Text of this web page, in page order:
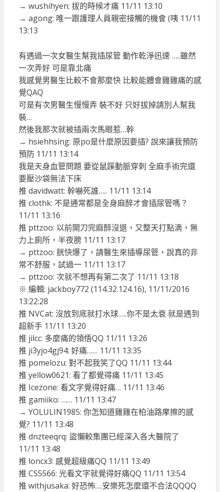
→ wushihyen: 拔的時候才痛 11/11 13:10
→ agong: 唯一跟護理人員親密接觸的機會 (咦 11/11
13:13
有遇過一次女醫生幫我插尿管 動作乾淨迅速 …..雖然
一次弄好 可是靠北痛
我感覺男醫生比較不會那麼快 比較能體會雞雞痛的感
覺QAQ
可是有次男醫生慢慢弄 裝不好 只好拔掉請別人幫我
裝…
然後我那次就被插兩次馬眼惹…幹
→ hsiehhsing: 原po是什麼原因要插? 說來讓我預防
預防 11/11 13:14
我是天身血管問題 要從鼠蹊動脈穿刺 全麻手術完還
要壓沙袋無法下床
推 davidwatt: 幹嚇死誰….. 11/11 13:14
推 clothk: 不是通常都是全身麻醉才會插尿管嗎？
11/11 13:16
推 pttzoo: 以前開刀完麻醉沒退，又整天打點滴，無
力上廁所，半夜膀 11/11 13:17
→ pttzoo: 胱快爆了，請醫生來插導尿管，說真的非
常不舒服，試過一 11/11 13:17
→ pttzoo: 次就不想再有第二次了 11/11 13:18
※ 編輯: jackboy772 (114.32.124.16), 11/11/2016
13:22:28
推 NVCat: 沒放到底就打水球…..你不是太衰 就是遇到
超新手 11/11 13:20
推 jilcc: 多麼痛的領悟QQ 11/11 13:26
推 ji3yjo4gj94: 好痛…… 11/11 13:35
推 pomelozu: 對不起我笑了QQ 11/11 13:44
推 yellow0621: 看了都覺得痛 11/11 13:45
推 Icezone: 看文字覺得好痛… 11/11 13:46
推 gamiiko: …… 11/11 13:47
→ YOLULIN1985: 你怎知道雞雞在柏油路摩擦的感
覺? 11/11 13:48
推 dnzteeqrq: 盜懶較集團已經深入各大醫院了
11/11 13:48
推 loncx3: 感覺超級痛QQ 11/11 13:49
推 CS5566: 光看文字就覺得好痛QQ 11/11 13:54
推 withjusaka: 好恐怖….安樂死怎麼還不合法QQQQ